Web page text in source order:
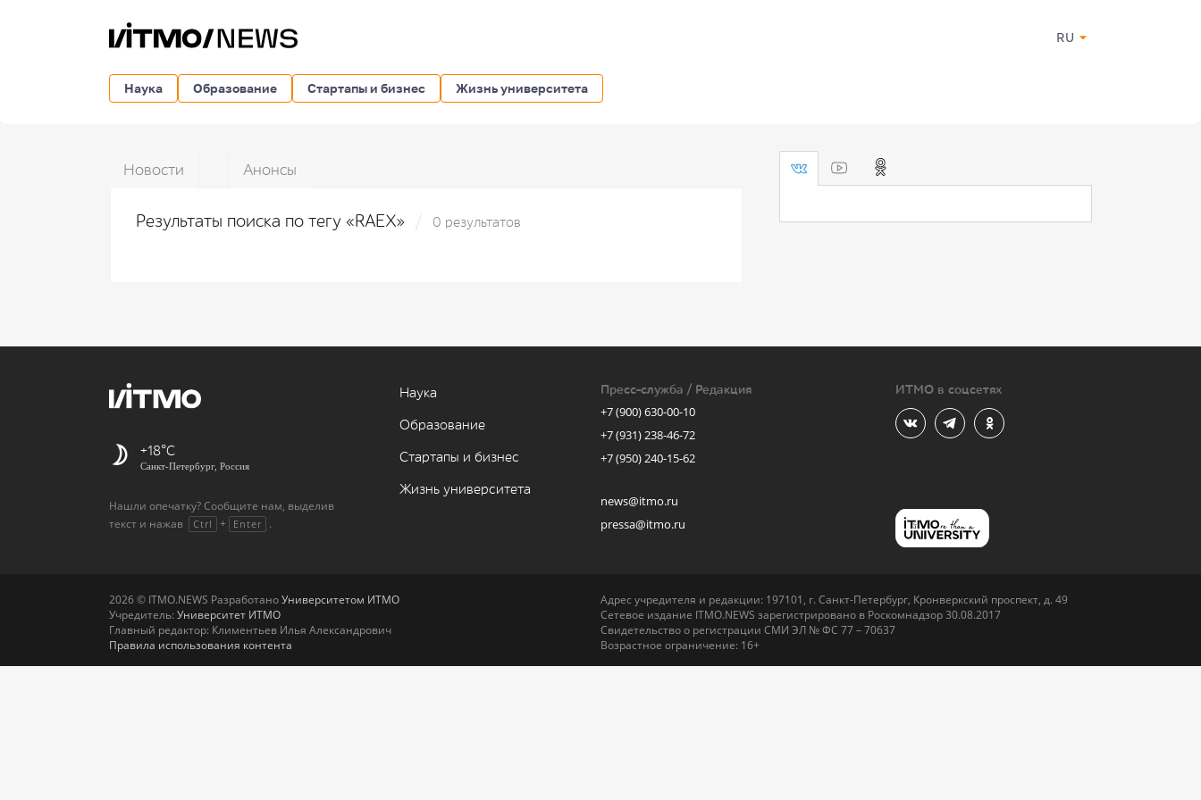
RU
Наука Образование Стартапы и бизнес Жизнь университета
Новости Анонсы
Результаты поиска по тегу «RAEX» 0 результатов
+18
Санкт-Петербург, Россия
Нашли опечатку? Сообщите нам, выделив
текст и нажав
Ctrl + Enter .
Наука
Образование
Стартапы и бизнес
Жизнь университета
Пресс-служба / Редакция
+7 (900) 630-00-10
+7 (931) 238-46-72
+7 (950) 240-15-62
news@itmo.ru
pressa@itmo.ru
ИТМО в соцсетях
2026 © ITMO.NEWS РазработаноУниверситетом ИТМО
Учредитель: Университет ИТМО
Главный редактор: Климентьев Илья Александрович
Правила использования контента
Адрес учредителя и редакции: 197101, г. Санкт-Петербург, Кронверкский проспект, д. 49
Сетевое издание ITMO.NEWS зарегистрировано в Роскомнадзор 30.08.2017
Свидетельство о регистрации СМИ ЭЛ № ФС 77 – 70637
Возрастное ограничение: 16+